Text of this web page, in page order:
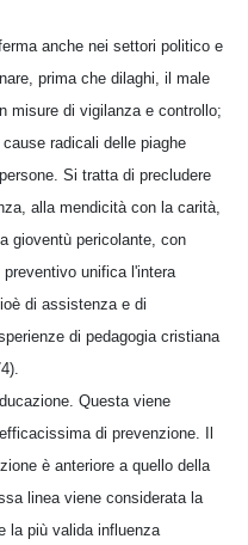
anche nei settori politico e
prima che dilaghi, il male
misure di vigilanza e controllo;
radicali delle piaghe
Si tratta di precludere
alla mendicità con la carità,
gioventù pericolante, con
unifica l'intera
di assistenza e di
di pedagogia cristiana
Questa viene
di prevenzione. Il
è anteriore a quello della
linea viene considerata la
la più valida influenza